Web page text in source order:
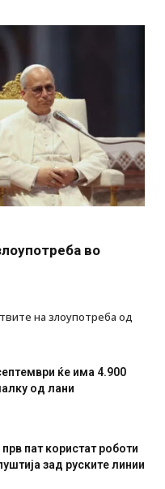
во
на злоупотреба од
ќе има 4.900
од лани
пат користат роботи
зад руските линии